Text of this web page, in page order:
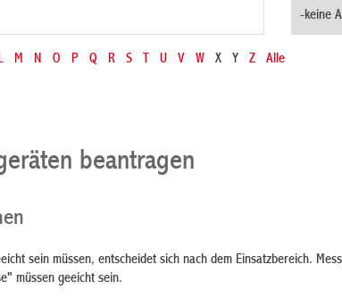
M N O P Q R S T U V W X Y Z Alle
beantragen
sein müssen, entscheidet sich nach dem Einsatzbereich.
müssen geeicht sein.